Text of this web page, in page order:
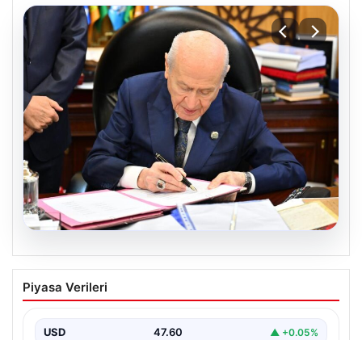
05.08.2026
Bahçeli’den çerçeve yasa açıklaması:
Bin yıllık kardeşliğimiz tescillendi
Piyasa Verileri
USD 47.60 ▲ +0.05%